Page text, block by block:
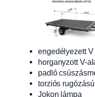
engedélyezett
horganyzott V-
padló
torziós
Jokon lámpa